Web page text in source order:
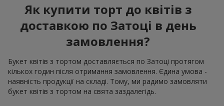
Як купити торт до квітів з
доставкою по Затоці в день
замовлення?
Букет квітів з тортом доставляється по Затоці протягом
кількох годин після отримання замовлення. Єдина умова -
наявність продукції на складі. Тому, ми радимо замовляти
букет квітів з тортом на свята заздалегідь.